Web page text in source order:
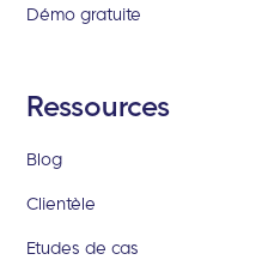
Démo gratuite
Ressources
Blog
Clientèle
Etudes de cas